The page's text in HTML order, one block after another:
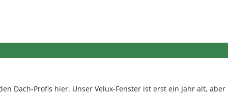
Dach-Profis hier. Unser Velux-Fenster ist erst ein Jahr alt, aber